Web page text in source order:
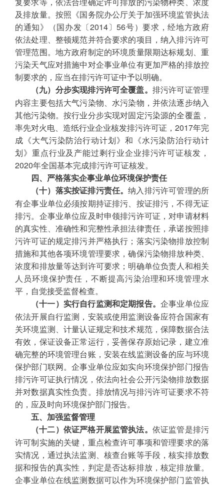
及排放量。按照《国务院办公厅关于加强环境监管执法
的通知》（国办发〔2014〕56号）要求，经地方政府
依法处理、整顿规范并符合要求的项目，纳入排污许可
管理范围。地方政府制定的环境质量限期达标规划、重
污染天气应对措施中对企事业单位有更加严格的排放控
制要求的，应当在排污许可证中予以明确。
（九）分步实现排污许可全覆盖。 排污许可证管理
内容主要包括大气污染物、水污染物，并依法逐步纳入
其他污染物。按行业分步实现对固定污染源的全覆盖，
率先对火电、造纸行业企业核发排污许可证，2017年完
成《大气污染防治行动计划》和《水污染防治行动计
划》重点行业及产能过剩行业企业排污许可证核发，
2020年全国基本完成排污许可证核发。
四、严格落实企事业单位环境保护责任
（十）落实按证排污责任。纳入排污许可管理的所
有企事业单位必须按期持证排污、按证排污，不得无证
排污。企事业单位应及时申领排污许可证，对申请材料
的真实性、准确性和完整性承担法律责任，承诺按照排
污许可证的规定排污并严格执行；落实污染物排放控制
措施和其他各项环境管理要求，确保污染物排放种类、
浓度和排放量等达到许可要求；明确单位负责人和相关
人员环境保护责任，不断提高污染治理和环境管理水
平，自觉接受监督检查。
（十一）实行自行监测和定期报告。企事业单位应
依法开展自行监测，安装或使用监测设备应符合国家有
关环境监测、计量认证规定和技术规范，保障数据合法
有效，保证设备正常运行，妥善保存原始记录，建立准
确完整的环境管理台账，安装在线监测设备的应与环境
保护部门联网。企事业单位应如实向环境保护部门报告
排污许可证执行情况，依法向社会公开污染物排放数据
并对数据真实性负责。排放情况与排污许可证要求不符
的，应及时向环境保护部门报告。
五、加强监督管理
（十二）依证严格开展监管执法。 依证监管是排污
许可制实施的关键，重点检查许可事项和管理要求的落
实情况，通过执法监测、核查台账等手段，核实排放数
据和报告的真实性，判定是否达标排放，核定排放量。
企事业单位在线监测数据可以作为环境保护部门监管执